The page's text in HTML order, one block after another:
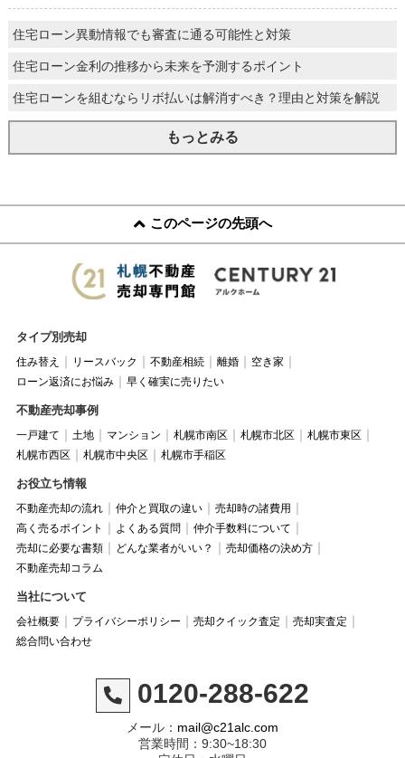
住宅ローン異動情報でも審査に通る可能性と対策
住宅ローン金利の推移から未来を予測するポイント
住宅ローンを組むならリボ払いは解消すべき？理由と対策を解説
もっとみる
このページの先頭へ
タイプ別売却
住み替え リースバック 不動産相続 離婚
空き家
ローン返済にお悩み
早く確実に売りたい
不動産売却事例
一戸建て 土地 マンション 札幌市南区 札幌市北区
札幌市東区
札幌市西区
札幌市中央区 札幌市手稲区
お役立ち情報
不動産売却の流れ 仲介と買取の違い
売却時の諸費用
高く売るポイント
よくある質問
仲介手数料について
売却に必要な書類
どんな業者がいい？
売却価格の決め方
不動産売却コラム
当社について
会社概要 プライバシーポリシー 売却クイック査定
売却実査定
総合問い合わせ
0120-288-622
メール： mail@c21alc.com
営業時間：9:30~18:30